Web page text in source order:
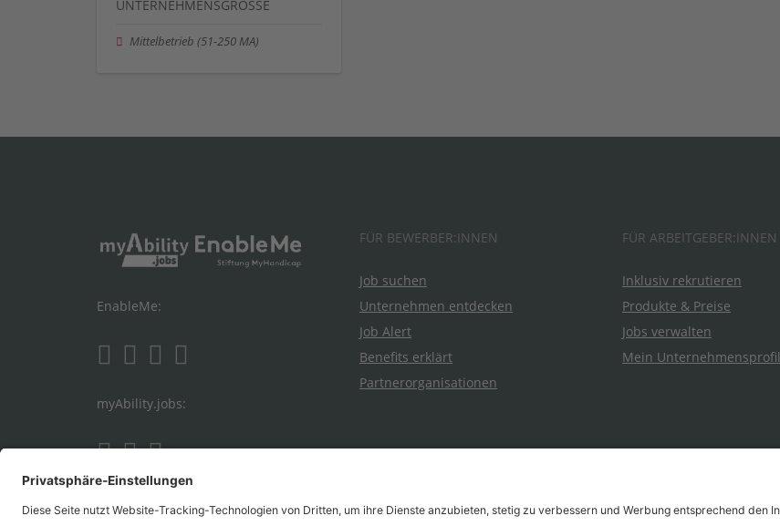
UNTERNEHMENSGRÖSSE
Mittelbetrieb (51-250 MA)
EnableMe:
myAbility.jobs:
FÜR BEWERBER:INNEN
Job suchen
Unternehmen entdecken
Job Alert
Benefits erklärt
Partnerorganisationen
FÜR ARBEITGEBER:INNEN
Inklusiv rekrutieren
Produkte & Preise
Jobs verwalten
Mein Unternehmensprofil